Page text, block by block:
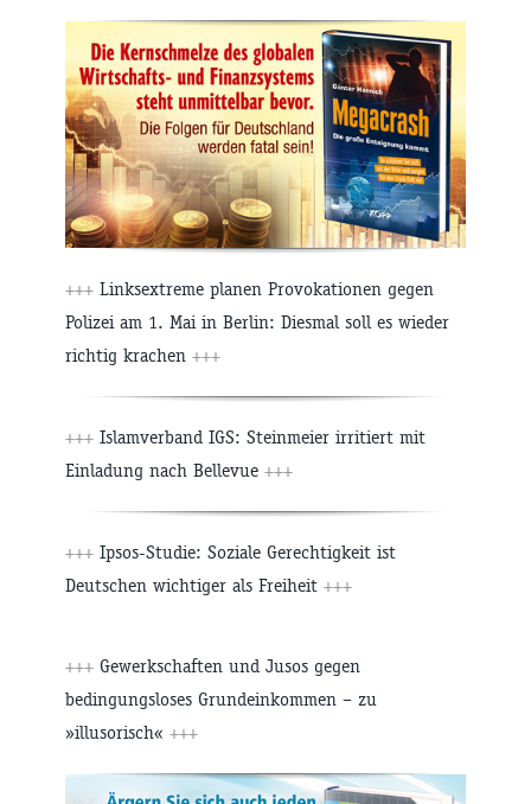
+++ Linksextreme planen Provokationen gegen
Polizei am 1. Mai in Berlin: Diesmal soll es wieder
richtig krachen +++
+++ Islamverband IGS: Steinmeier irritiert mit
Einladung nach Bellevue +++
+++ Ipsos-Studie: Soziale Gerechtigkeit ist
Deutschen wichtiger als Freiheit +++
+++ Gewerkschaften und Jusos gegen
bedingungsloses Grundeinkommen – zu
»illusorisch« +++